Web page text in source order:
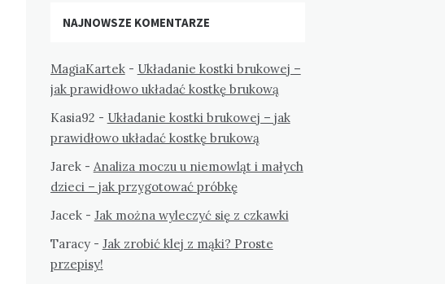
NAJNOWSZE KOMENTARZE
MagiaKartek- Układanie kostki brukowej –
jak prawidłowo układać kostkę brukową
Kasia92 - Układanie kostki brukowej – jak
prawidłowo układać kostkę brukową
Jarek- Analiza moczu u niemowląt i małych
dzieci – jak przygotować próbkę
Jacek- Jak można wyleczyć się z czkawki
Taracy- Jak zrobić klej z mąki? Proste
przepisy!